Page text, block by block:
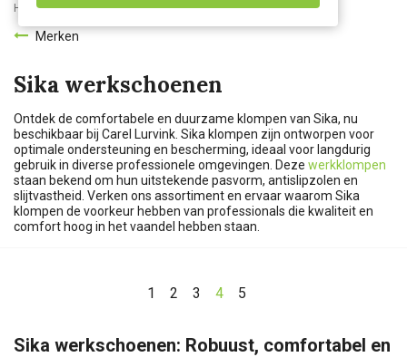
Home Merken Sika
Merken
Sika werkschoenen
Ontdek de comfortabele en duurzame klompen van Sika, nu
beschikbaar bij Carel Lurvink. Sika klompen zijn ontworpen voor
optimale ondersteuning en bescherming, ideaal voor langdurig
gebruik in diverse professionele omgevingen. Deze werkklompen
staan bekend om hun uitstekende pasvorm, antislipzolen en
slijtvastheid. Verken ons assortiment en ervaar waarom Sika
klompen de voorkeur hebben van professionals die kwaliteit en
comfort hoog in het vaandel hebben staan.
1 2 3 4 5
Sika werkschoenen: Robuust, comfortabel en